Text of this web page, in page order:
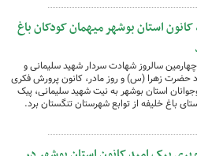
استان بوشهر میهمان کودکان باغ
سالروز شهادت سردار شهید سلیمانی و
حضرت زهرا (س) و روز مادر، کانون پرورش فکری
استان بوشهر به نیت شهید سلیمانی، پیک
باغ خلیفه از توابع شهرستان تنگستان برد.